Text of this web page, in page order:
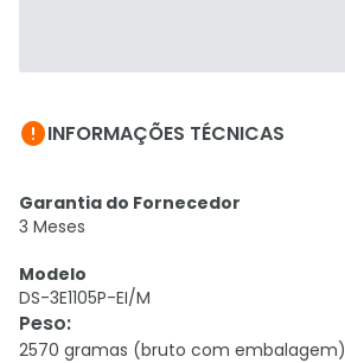
INFORMAÇÕES TÉCNICAS
Garantia do Fornecedor
3 Meses
Modelo
DS-3E1105P-EI/M
Peso:
2570 gramas (bruto com embalagem)